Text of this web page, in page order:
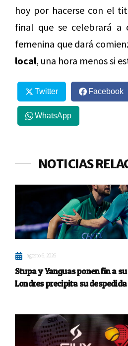
hoy por hacerse con el
final que se celebrará a
femenina que dará
local, una hora menos si
Twitter Facebook
WhatsApp
NOTICIAS
agosto 6, 2026
Stupa y Yanguas ponen fin a
Londres precipita su despedida